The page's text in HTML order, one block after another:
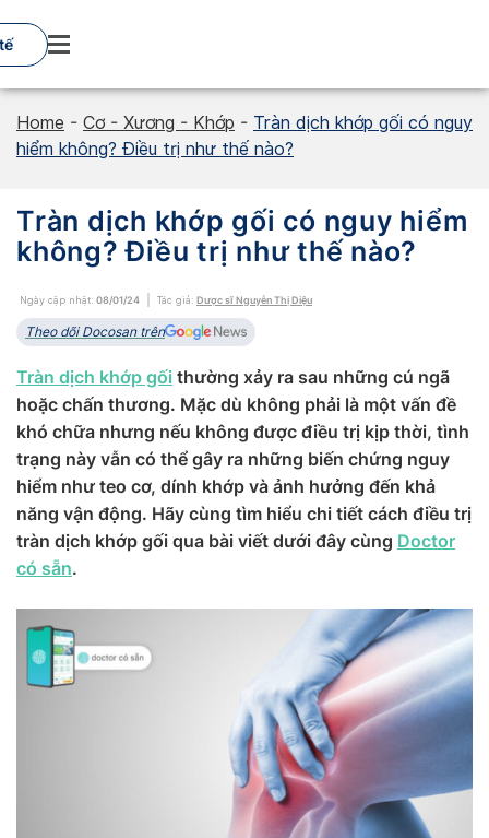
to
content
Home - Cơ - Xương - Khớp - Tràn dịch khớp gối có nguy
hiểm không? Điều trị như thế nào?
Tràn dịch khớp gối có nguy hiểm
không? Điều trị như thế nào?
Ngày cập nhật: 08/01/24 Tác giả: Dược sĩ Nguyễn Thị Diệu
Theo dõi Docosan trên
Tràn dịch khớp gối thường xảy ra sau những cú ngã
hoặc chấn thương. Mặc dù không phải là một vấn đề
khó chữa nhưng nếu không được điều trị kịp thời, tình
trạng này vẫn có thể gây ra những biến chứng nguy
hiểm như teo cơ, dính khớp và ảnh hưởng đến khả
năng vận động. Hãy cùng tìm hiểu chi tiết cách điều trị
tràn dịch khớp gối qua bài viết dưới đây cùng Doctor
có sẵn.